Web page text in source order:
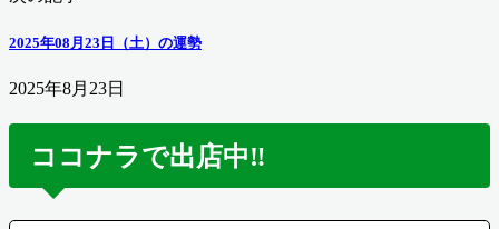
2025年08月23日（土）の運勢
2025年8月23日
ココナラで出店中‼️